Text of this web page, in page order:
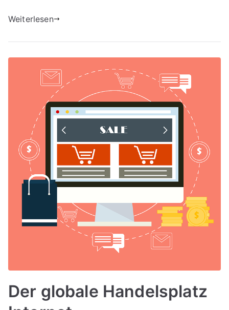
Weiterlesen
Der globale Handelsplatz